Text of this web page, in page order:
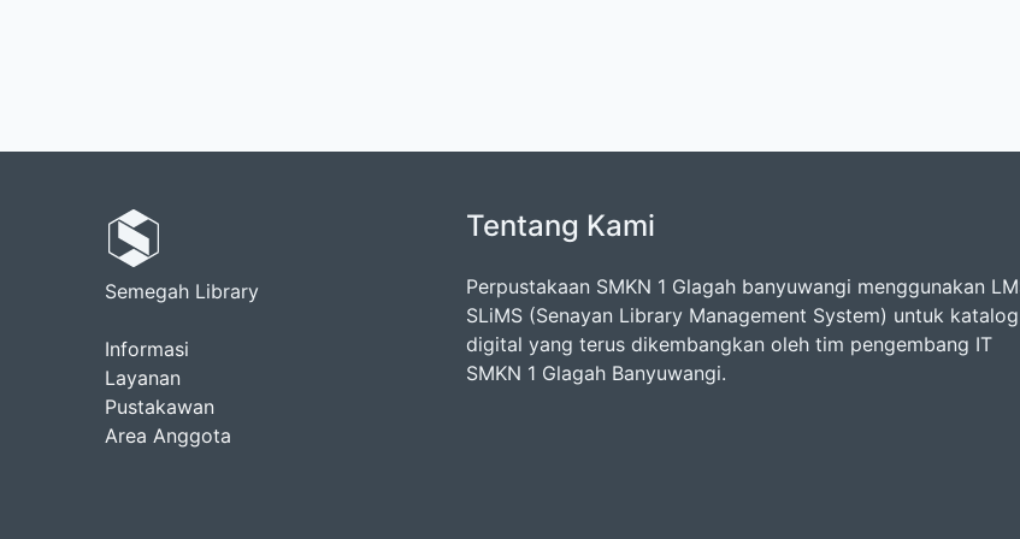
Semegah Library
Informasi
Layanan
Pustakawan
Area Anggota
Tentang Kami
Perpustakaan SMKN 1 Glagah banyuwangi menggunakan
SLiMS (Senayan Library Management System) untuk katalog
digital yang terus dikembangkan oleh tim pengembang IT
SMKN 1 Glagah Banyuwangi.